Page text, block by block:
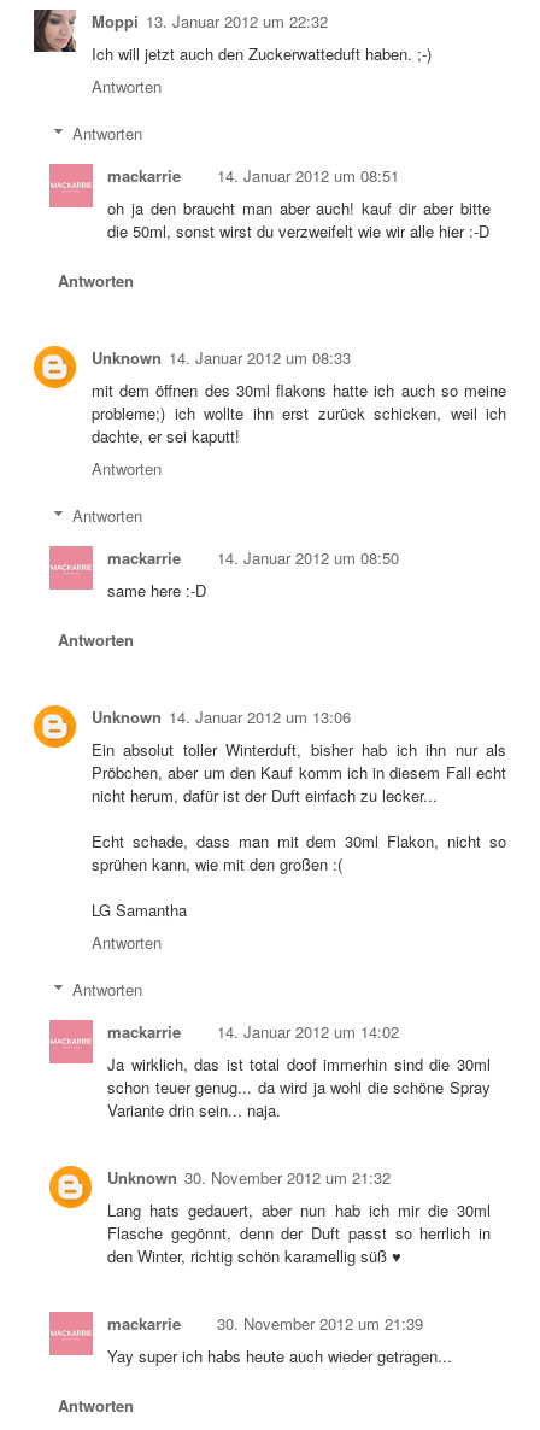
Moppi 13. Januar 2012 um 22:32
Ich will jetzt auch den Zuckerwatteduft haben. ;-)
Antworten
Antworten
mackarrie
14. Januar 2012 um 08:51
oh ja den braucht man aber auch! kauf dir aber bitte
die 50ml, sonst wirst du verzweifelt wie wir alle hier :-D
Antworten
Unknown 14. Januar 2012 um 08:33
mit dem öffnen des 30ml flakons hatte ich auch so meine
probleme;) ich wollte ihn erst zurück schicken, weil ich
dachte, er sei kaputt!
Antworten
Antworten
mackarrie
14. Januar 2012 um 08:50
same here :-D
Antworten
Unknown 14. Januar 2012 um 13:06
Ein absolut toller Winterduft, bisher hab ich ihn nur als
Pröbchen, aber um den Kauf komm ich in diesem Fall echt
nicht herum, dafür ist der Duft einfach zu lecker...
Echt schade, dass man mit dem 30ml Flakon, nicht so
sprühen kann, wie mit den großen :(
LG Samantha
Antworten
Antworten
mackarrie
14. Januar 2012 um 14:02
Ja wirklich, das ist total doof immerhin sind die 30ml
schon teuer genug... da wird ja wohl die schöne Spray
Variante drin sein... naja.
Unknown 30. November 2012 um 21:32
Lang hats gedauert, aber nun hab ich mir die 30ml
Flasche gegönnt, denn der Duft passt so herrlich in
den Winter, richtig schön karamellig süß ♥
mackarrie
30. November 2012 um 21:39
Yay super ich habs heute auch wieder getragen...
Antworten